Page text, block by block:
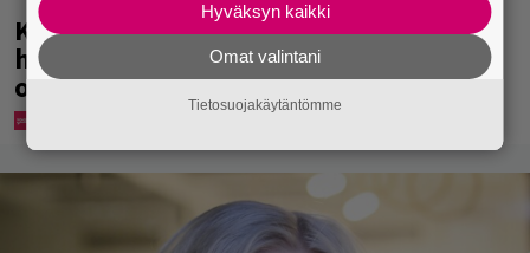
Koululaisille jaetaan ilmaisia
heijastinreppuja – näin voit lunastaa
omasi S-marketista
Hyväksyn kaikki
Omat valintani
Tietosuojakäytäntömme